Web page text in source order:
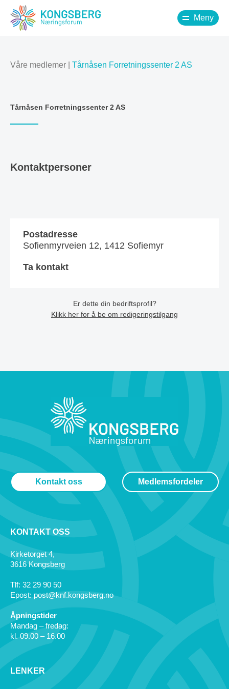
Meny
Våre medlemer Tårnåsen Forretningssenter 2 AS
Tårnåsen Forretningssenter 2 AS
Kontaktpersoner
Postadresse
Sofienmyrveien 12, 1412 Sofiemyr
Ta kontakt
Er dette din bedriftsprofil?
Klikk her for å be om redigeringstilgang
Kontakt oss Medlemsfordeler
KONTAKT OSS
Kirketorget 4,
3616 Kongsberg
Tlf: 32 29 90 50
Epost: post@knf.kongsberg.no
Åpningstider
Mandag – fredag:
kl. 09.00 – 16.00
LENKER